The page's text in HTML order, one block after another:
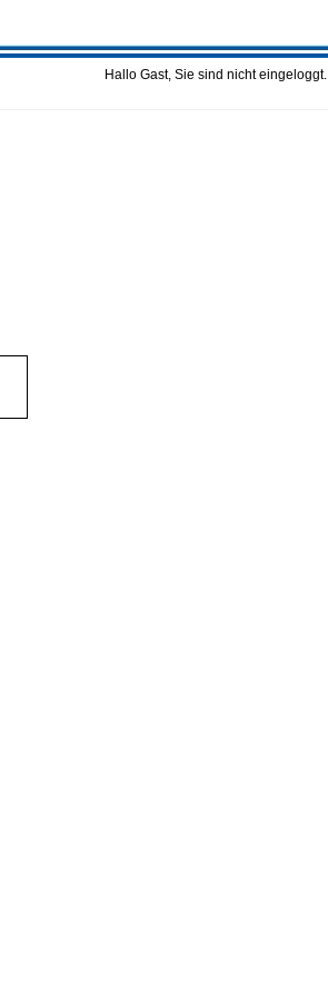
Hallo Gast, Sie sind nicht eingeloggt.